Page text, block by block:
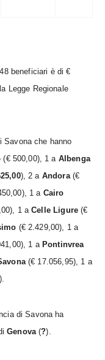
beneficiari è di €
Legge Regionale
Savona che hanno
(€ 500,00), 1 a Albenga
), 2 a Andora (€
1 a Cairo
1 aCelle Ligure(€
(€ 2.429,00), 1 a
1 a Pontinvrea
(€ 17.056,95), 1 a
di Savona ha
Genova(?).